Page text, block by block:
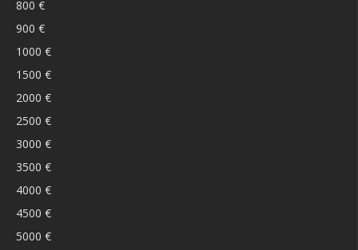
800 €
900 €
1000 €
1500 €
2000 €
2500 €
3000 €
3500 €
4000 €
4500 €
5000 €